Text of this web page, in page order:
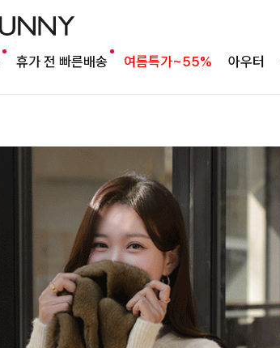
휴가 전 빠른배송 여름특가~55% 아우터